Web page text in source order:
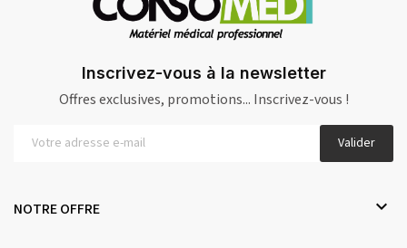
Inscrivez-vous à la newsletter
Offres exclusives, promotions... Inscrivez-vous !
Valider
NOTRE OFFRE 